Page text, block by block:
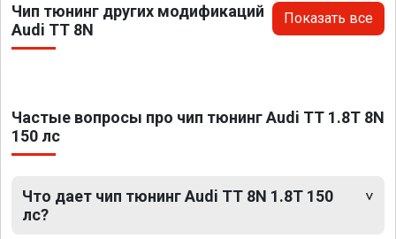
Чип тюнинг других модификаций
Audi TT 8N
Показать все
Частые вопросы про чип тюнинг Audi TT 1.8T 8N
150 лс
Что дает чип тюнинг Audi TT 8N 1.8T 150
лс?